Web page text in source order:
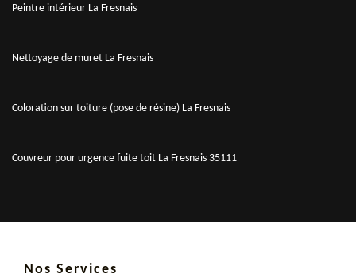
Peintre intérieur La Fresnais
Nettoyage de muret La Fresnais
Coloration sur toiture (pose de résine) La Fresnais
Couvreur pour urgence fuite toit La Fresnais 35111
Nos Services